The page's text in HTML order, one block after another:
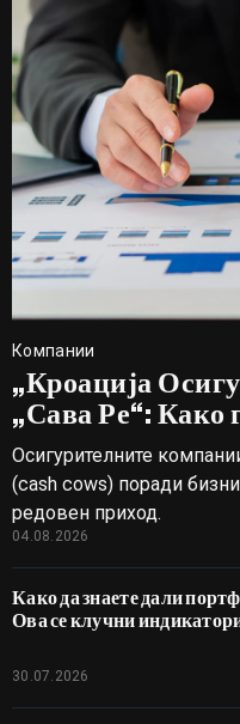
Компании
„Кроација
„Сава Ре“: Како
Осигурителните
(cash cows) поради
редовен приход.
04.08.2026
Како да знаете дали
Ова се клучни
30.07.2026